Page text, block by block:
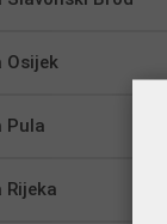
Osijek
Pula
Rijeka